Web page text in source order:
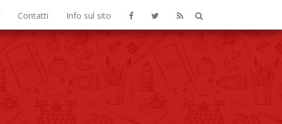
Contatti Info sul sito